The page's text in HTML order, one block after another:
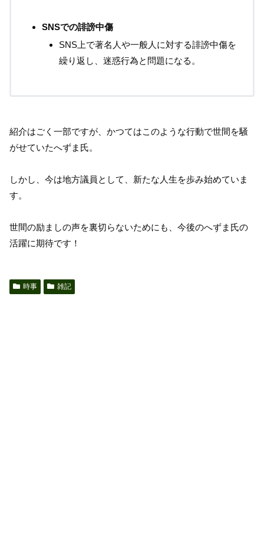
SNSでの誹謗中傷
SNS上で著名人や一般人に対する誹謗中傷を
繰り返し、迷惑行為と問題になる。
紹介はごく一部ですが、かつてはこのような行動で世間を騒
がせていたへずま氏。
しかし、今は地方議員として、新たな人生を歩み始めていま
す。
世間の励ましの声を裏切らないためにも、今後のへずま氏の
活躍に期待です！
時事 雑記